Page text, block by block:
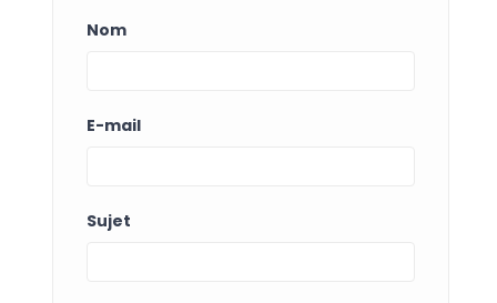
Nom
E-mail
Sujet